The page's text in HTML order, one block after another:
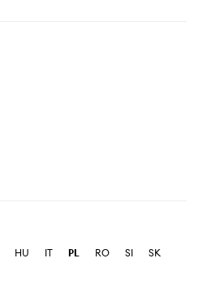
HU IT PL RO SI
SK